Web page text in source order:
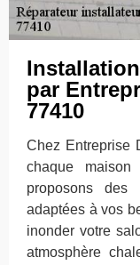
par
77410
Chez Entreprise
chaque
proposons des
adaptées à vos
inonder votre
atmosphère